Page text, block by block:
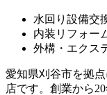
水回り設備交
内装リフォー
外構・エクス
愛知県刈谷市を拠
店です。創業から